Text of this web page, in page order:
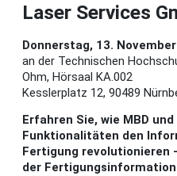
Laser Services
Donnerstag, 13.
an der Technischen
Ohm, Hörsaal KA.002
Kesslerplatz 12, 90489
Erfahren Sie, wie MBD
Funktionalitäten den
Fertigung revolutionieren
der